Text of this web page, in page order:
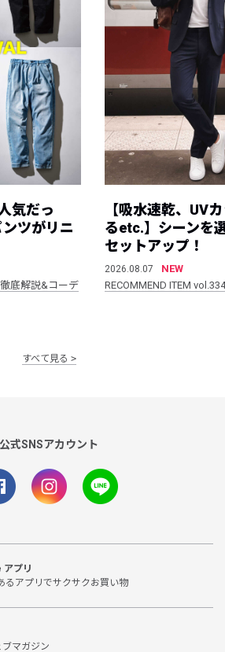
気だっ
ツがリニ
底解説&コーデ
【吸水速乾、UV
るetc.】シーンを
セットアップ！
2026.08.07
NEW
RECOMMEND ITEM vol.334
すべて見る
公式SNSアカウント
プリ
るアプリでサクサクお買い物
マガジン